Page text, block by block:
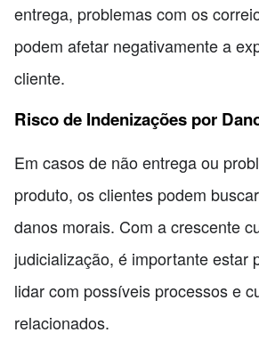
entrega, problemas com os
podem afetar negativamente a
cliente.
Risco de Indenizações por
Em casos de não entrega ou
produto, os clientes podem
danos morais. Com a crescente
judicialização, é importante estar
lidar com possíveis processos e
relacionados.